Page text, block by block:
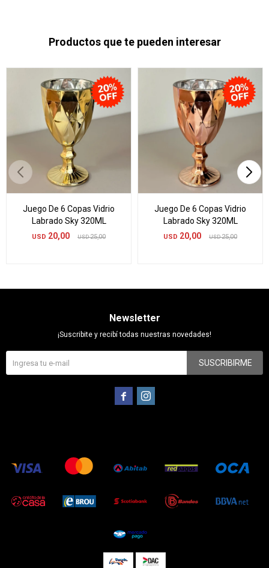
Productos que te pueden interesar
Juego De 6 Copas Vidrio
Labrado Sky 320ML
USD 20,00 USD 25,00
Juego De 6 Copas Vidrio
Labrado Sky 320ML
USD 20,00 USD 25,00
Newsletter
¡Suscribite y recibí todas nuestras novedades!
SUSCRIBIRME
 